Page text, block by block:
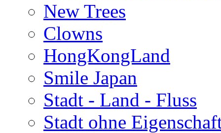
New Trees
Clowns
HongKongLand
Smile Japan
Stadt - Land - Fluss
Stadt ohne